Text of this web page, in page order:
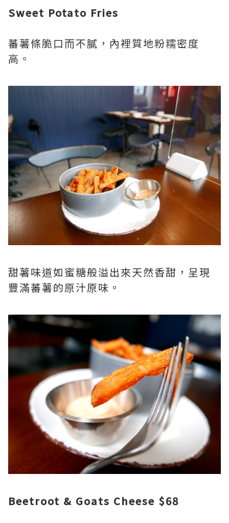
Sweet Potato Fries
蕃薯條脆口而不膩，內裡質地粉糯密度
高。
甜薯味道如蜜糖般溢出來天然香甜，呈現
豐滿蕃薯的原汁原味。
Beetroot & Goats Cheese $68